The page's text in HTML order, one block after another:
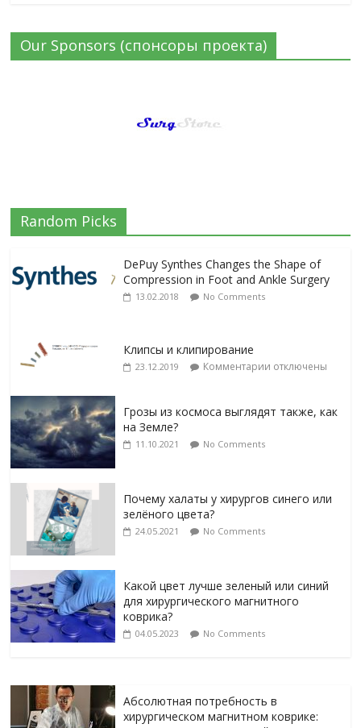
Our Sponsors (спонсоры проекта)
Random Picks
DePuy Synthes Changes the Shape of
Compression in Foot and Ankle Surgery
13.02.2018 No Comments
Клипсы и клипирование
23.12.2019 Комментарии отключены
Грозы из космоса выглядят также, как
на Земле?
11.10.2021 No Comments
Почему халаты у хирургов синего или
зелёного цвета?
24.05.2021 No Comments
Какой цвет лучше зеленый или синий
для хирургического магнитного
коврика?
04.05.2023 No Comments
Абсолютная потребность в
хирургическом магнитном коврике: